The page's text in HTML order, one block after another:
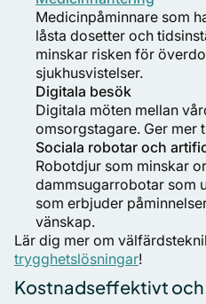
Medicinpåminnare som
låsta dosetter och
minskar risken för
sjukhusvistelser.
Digitala besök
Digitala möten mellan
omsorgstagare. Ger mer
Sociala robotar och
Robotdjur som minskar
dammsugarrobotar som
som erbjuder
vänskap.
Lär dig mer om
trygghetslösningar!
Kostnadseffektivt